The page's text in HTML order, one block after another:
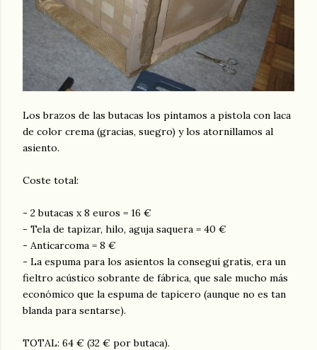
Los brazos de las butacas los pintamos a pistola con laca
de color crema (gracias, suegro) y los atornillamos al
asiento.
Coste total:
- 2 butacas x 8 euros = 16 €
- Tela de tapizar, hilo, aguja saquera = 40 €
- Anticarcoma = 8 €
- La espuma para los asientos la conseguí gratis, era un
fieltro acústico sobrante de fábrica, que sale mucho más
económico que la espuma de tapicero (aunque no es tan
blanda para sentarse).
TOTAL: 64 € (32 € por butaca).